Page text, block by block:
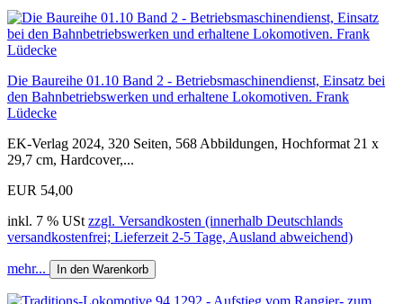
Die Baureihe 01.10 Band 2 - Betriebsmaschinendienst, Einsatz bei
den Bahnbetriebswerken und erhaltene Lokomotiven. Frank
Lüdecke
EK-Verlag 2024, 320 Seiten, 568 Abbildungen, Hochformat 21 x
29,7 cm, Hardcover,...
EUR 54,00
inkl. 7 % USt zzgl. Versandkosten (innerhalb Deutschlands
versandkostenfrei; Lieferzeit 2-5 Tage, Ausland abweichend)
mehr... In den Warenkorb